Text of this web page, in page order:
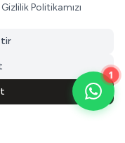
1
Politikamızı